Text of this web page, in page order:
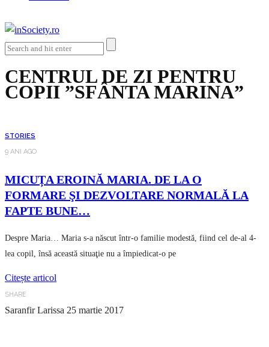
CENTRUL DE ZI PENTRU
COPII ”SFÂNTA MARINA”
STORIES
9 ANI AGO
MICUȚA EROINĂ MARIA. DE LA O
FORMARE ŞI DEZVOLTARE NORMALĂ LA
FAPTE BUNE…
Despre Maria… Maria s-a născut într-o familie modestă, fiind cel de-al 4-
lea copil, însă această situaţie nu a împiedicat-o pe
Citește articol
SHARE
Saranfir Larissa 25 martie 2017